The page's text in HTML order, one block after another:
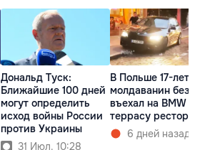
Дональд Туск:
Ближайшие 100 дней
могут определить
исход войны России
против Украины
31 Июл. 10:28
В Польше 17-
молдаванин без
въехал на BMW в
террасу
6 дней назад